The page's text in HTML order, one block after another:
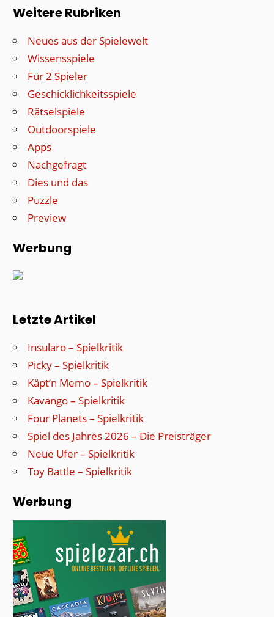
Weitere Rubriken
Neues aus der Spielewelt
Wissensspiele
Für 2 Spieler
Geschicklichkeitsspiele
Rätselspiele
Outdoorspiele
Apps
Nachgefragt
Dies und das
Puzzle
Preview
Werbung
Letzte Artikel
Insularo – Spielkritik
Picky – Spielkritik
Käpt’n Memo – Spielkritik
Kavango – Spielkritik
Four Planets – Spielkritik
Spiel des Jahres 2026 – Die Preisträger
Neue Ufer – Spielkritik
Toy Battle – Spielkritik
Werbung